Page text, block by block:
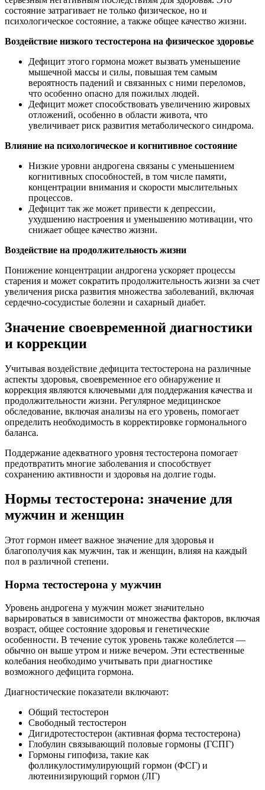
состояние затрагивает не только физическое, но и
психологическое состояние, а также общее качество жизни.
Воздействие низкого тестостерона на физическое здоровье
Дефицит этого гормона может вызвать уменьшение
мышечной массы и силы, повышая тем самым
вероятность падений и связанных с ними переломов,
что особенно опасно для пожилых людей.
Дефицит может способствовать увеличению жировых
отложений, особенно в области живота, что
увеличивает риск развития метаболического синдрома.
Влияние на психологическое и когнитивное состояние
Низкие уровни андрогена связаны с уменьшением
когнитивных способностей, в том числе памяти,
концентрации внимания и скорости мыслительных
процессов.
Дефицит так же может привести к депрессии,
ухудшению настроения и уменьшению мотивации, что
снижает общее качество жизни.
Воздействие на продолжительность жизни
Понижение концентрации андрогена ускоряет процессы
старения и может сократить продолжительность жизни за счет
увеличения риска развития множества заболеваний, включая
сердечно-сосудистые болезни и сахарный диабет.
Значение своевременной диагностики
и коррекции
Учитывая воздействие дефицита тестостерона на различные
аспекты здоровья, своевременное его обнаружение и
коррекция являются ключевыми для поддержания качества и
продолжительности жизни. Регулярное медицинское
обследование, включая анализы на его уровень, помогает
определить необходимость в корректировке гормонального
баланса.
Поддержание адекватного уровня тестостерона помогает
предотвратить многие заболевания и способствует
сохранению активности и здоровья на долгие годы.
Нормы тестостерона: значение для
мужчин и женщин
Этот гормон имеет важное значение для здоровья и
благополучия как мужчин, так и женщин, влияя на каждый
пол в различной степени.
Норма тестостерона у мужчин
Уровень андрогена у мужчин может значительно
варьироваться в зависимости от множества факторов, включая
возраст, общее состояние здоровья и генетические
особенности. В течение суток уровень также колеблется —
обычно он выше утром и ниже вечером. Эти естественные
колебания необходимо учитывать при диагностике
возможного дефицита гормона.
Диагностические показатели включают:
Общий тестостерон
Свободный тестостерон
Дигидротестостерон (активная форма тестостерона)
Глобулин связывающий половые гормоны (ГСПГ)
Гормоны гипофиза, такие как
фолликулостимулирующий гормон (ФСГ) и
лютеинизирующий гормон (ЛГ)